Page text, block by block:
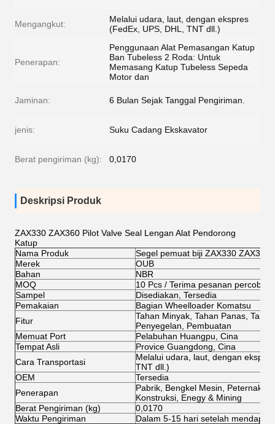
Mengangkut:
Melalui udara, laut, dengan ekspres
(FedEx, UPS, DHL, TNT dll.)
Penerapan:
Penggunaan Alat Pemasangan Katup
Ban Tubeless 2 Roda: Untuk
Memasang Katup Tubeless Sepeda
Motor dan
Jaminan: 6 Bulan Sejak Tanggal Pengiriman.
jenis: Suku Cadang Ekskavator
Berat pengiriman (kg): 0,0170
Deskripsi Produk
ZAX330 ZAX360 Pilot Valve Seal Lengan Alat Pendorong
Katup
Nama Produk
Segel pemuat biji ZAX330 ZAX360
Merek
OUB
Bahan
NBR
MOQ
10 Pcs / Terima pesanan
Sampel
Disediakan, Tersedia
Pemakaian
Bagian Wheelloader Komatsu
Fitur
Tahan Minyak, Tahan Panas,
Penyegelan, Pembuatan
Memuat Port
Pelabuhan Huangpu, Cina
Tempat Asli
Provice Guangdong, Cina
Cara Transportasi
Melalui udara, laut, dengan
TNT dll.)
OEM
Tersedia
Penerapan
Pabrik, Bengkel Mesin,
Konstruksi, Enegy & Mining
Berat Pengiriman (kg)
0,0170
Waktu Pengiriman
Dalam 5-15 hari setelah